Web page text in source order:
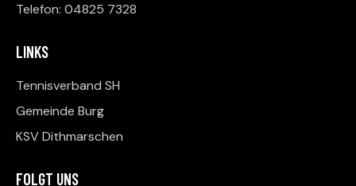
Telefon: 04825 7328
LINKS
Tennisverband SH
Gemeinde Burg
KSV Dithmarschen
FOLGT UNS